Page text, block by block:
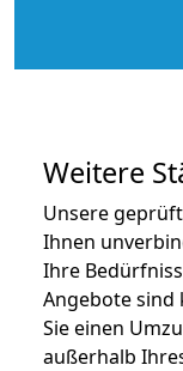
Weitere
Unsere
Ihnen
Ihre
Angebote sind
Sie einen
außerhalb